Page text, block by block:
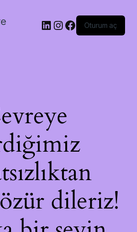
LinkedIn
Instagram
Facebook
Oturum aç
dileriz!